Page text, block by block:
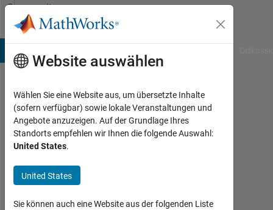
Weiter zum Inhalt
Community
Profile
SP
Last
seen:
fast 5
Jahre
vor
Aktiv
Website auswählen
Wählen Sie eine Website aus, um übersetzte Inhalte
(sofern verfügbar) sowie lokale Veranstaltungen und
Angebote anzuzeigen. Auf der Grundlage Ihres
Standorts empfehlen wir Ihnen die folgende Auswahl:
United States.
United States
Sie können auch eine Website aus der folgenden Liste